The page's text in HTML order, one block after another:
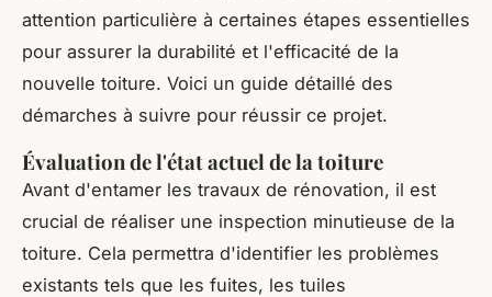
attention particulière à certaines étapes essentielles
pour assurer la durabilité et l'efficacité de la
nouvelle toiture. Voici un guide détaillé des
démarches à suivre pour réussir ce projet.
Évaluation de l'état actuel de la toiture
Avant d'entamer les travaux de rénovation, il est
crucial de réaliser une inspection minutieuse de la
toiture. Cela permettra d'identifier les problèmes
existants tels que les fuites, les tuiles